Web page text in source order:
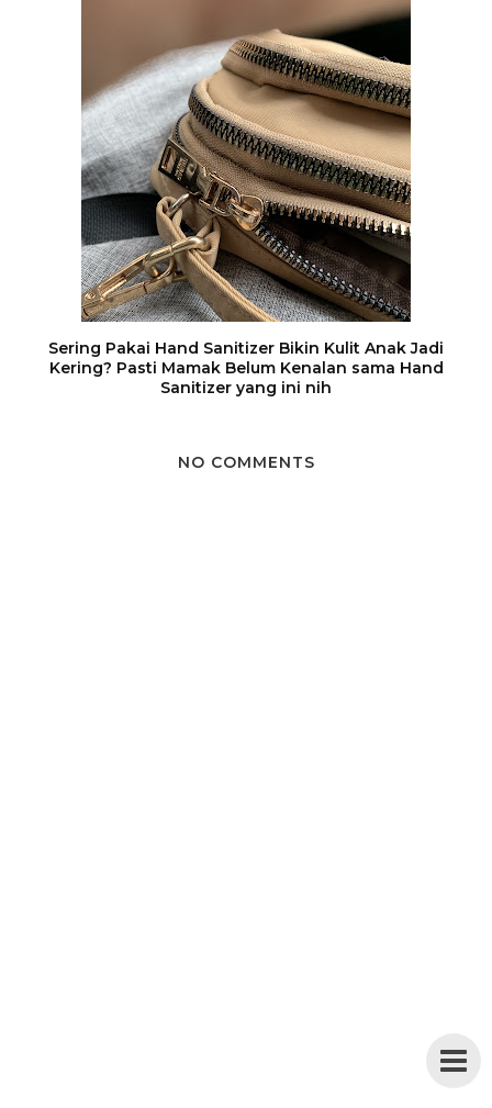
Sering Pakai Hand Sanitizer Bikin Kulit Anak Jadi
Kering? Pasti Mamak Belum Kenalan sama Hand
Sanitizer yang ini nih
NO COMMENTS